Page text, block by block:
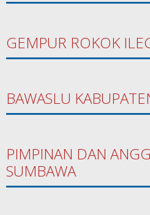
GEMPUR ROKOK
BAWASLU
PIMPINAN DAN
SUMBAWA